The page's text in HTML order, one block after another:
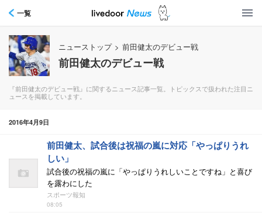
一覧
ニューストップ > 前田健太のデビュー戦
前田健太のデビュー戦
『前田健太のデビュー戦』に関するニュース記事一覧。トピックスで扱われた注目ニ
ュースを掲載しています。
2016年4月9日
前田健太、試合後は祝福の嵐に対応「やっぱりうれ
しい」
試合後の祝福の嵐に「やっぱりうれしいことですね」と喜び
を露わにした
スポーツ報知
08:05